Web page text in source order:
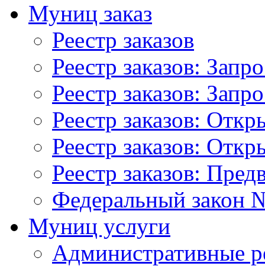
Муниц заказ
Реестр заказов
Реестр заказов:
Реестр заказов:
Реестр заказов:
Реестр заказов:
Реестр заказов:
Федеральный закон
Муниц услуги
Административные